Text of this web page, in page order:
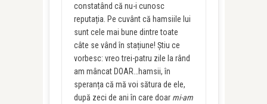
constatând că nu-i cunosc
reputația. Pe cuvânt că hamsiile lui
sunt cele mai bune dintre toate
câte se vând în stațiune! Știu ce
vorbesc: vreo trei-patru zile la rând
am mâncat DOAR…hamsii, în
speranța că mă voi sătura de ele,
după zeci de ani în care doar mi-am